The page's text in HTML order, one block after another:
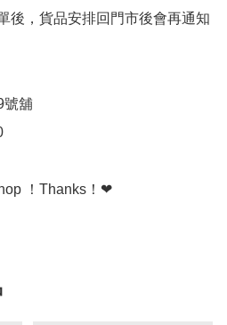
後，貨品安排回門市後會再通知
號舖
！Thanks！❤